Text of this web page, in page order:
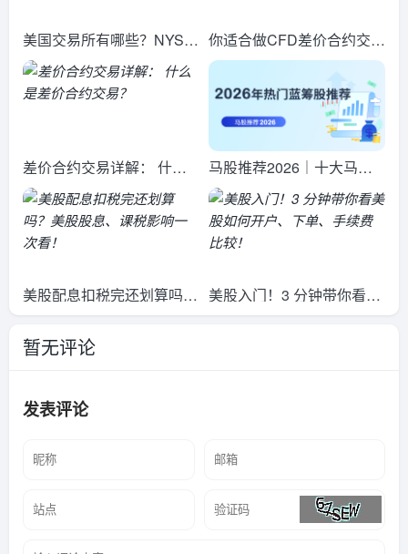
美国交易所有哪些？NYS
E、NASDAQ、AMEX关键
差异与投资指南
你适合做CFD差价合约交易
吗？优劣势、风险与平台选
择全解析
差价合约交易详解： 什么
是差价合约交易？
马股推荐2026｜十大马来
西亚蓝筹股及交易平台全解
读
美股配息扣税完还划算吗？
美股股息、课税影响一次
看！
美股入门！3 分钟带你看美
股如何开户、下单、手续费
暂无评论
发表评论